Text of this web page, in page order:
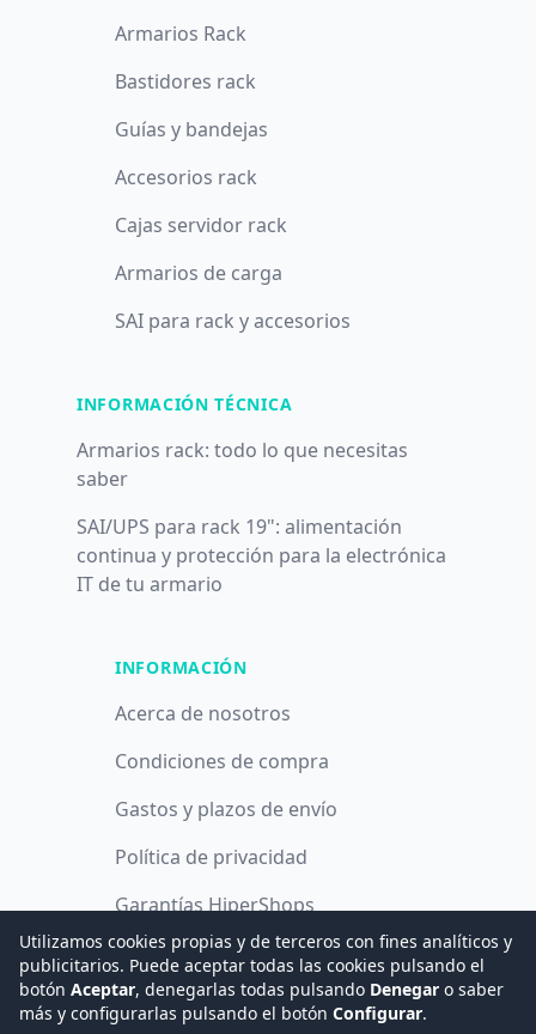
Armarios Rack
Bastidores rack
Guías y bandejas
Accesorios rack
Cajas servidor rack
Armarios de carga
SAI para rack y accesorios
INFORMACIÓN TÉCNICA
Armarios rack: todo lo que necesitas
saber
SAI/UPS para rack 19": alimentación
continua y protección para la electrónica
IT de tu armario
INFORMACIÓN
Acerca de nosotros
Condiciones de compra
Gastos y plazos de envío
Política de privacidad
Garantías HiperShops
Política de cookies
Utilizamos cookies propias y de terceros con fines analíticos y
publicitarios. Puede aceptar todas las cookies pulsando el
botón Aceptar, denegarlas todas pulsando Denegar o saber
más y configurarlas pulsando el botón Configurar.